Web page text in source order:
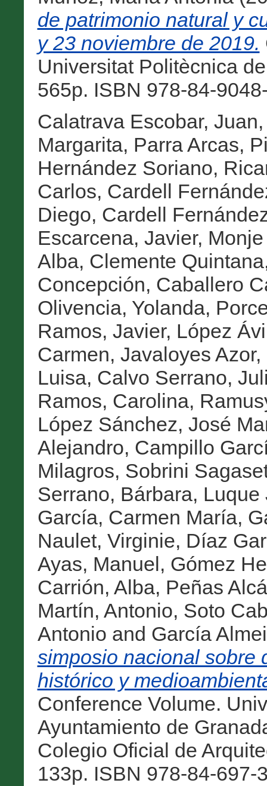
de patrimonio natural y
y 23 noviembre de 2019.
Universitat Politècnica
565p. ISBN 978-84-
Calatrava Escobar, Juan
Margarita, Parra Arcas,
Hernández Soriano,
Carlos, Cardell
Diego, Cardell
Escarcena, Javier,
Alba, Clemente
Concepción, Caballero
Olivencia, Yolanda,
Ramos, Javier, López
Carmen, Javaloyes
Luisa, Calvo Serrano,
Ramos, Carolina,
López Sánchez, José
Alejandro, Campillo
Milagros, Sobrini
Serrano, Bárbara, Luque
García, Carmen María,
Naulet, Virginie, Díaz
Ayas, Manuel, Gómez
Carrión, Alba, Peñas
Martín, Antonio, Soto
Antonio and García
simposio nacional sobre
histórico y
Conference Volume.
Ayuntamiento de
Colegio Oficial de
133p. ISBN 978-84-697-